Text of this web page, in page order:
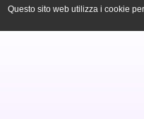
Questo sito web utilizza i cookie